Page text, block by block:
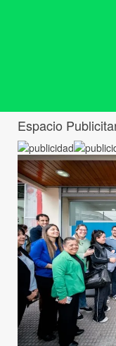
Espacio